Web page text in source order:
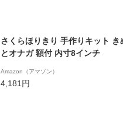
さくらほりきり 手作りキット き
とオナガ 額付 内寸8インチ
Amazon（アマゾン）
4,181円